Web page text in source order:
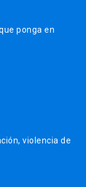
ponga en
violencia de